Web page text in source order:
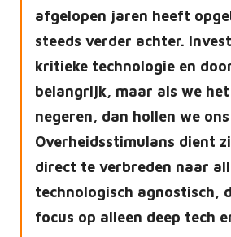
afgelopen jaren heeft
steeds verder achter.
kritieke technologie en
belangrijk, maar als we
negeren, dan hollen we
Overheidsstimulans dient
direct te verbreden naar
technologisch agnostisch,
focus op alleen deep tech